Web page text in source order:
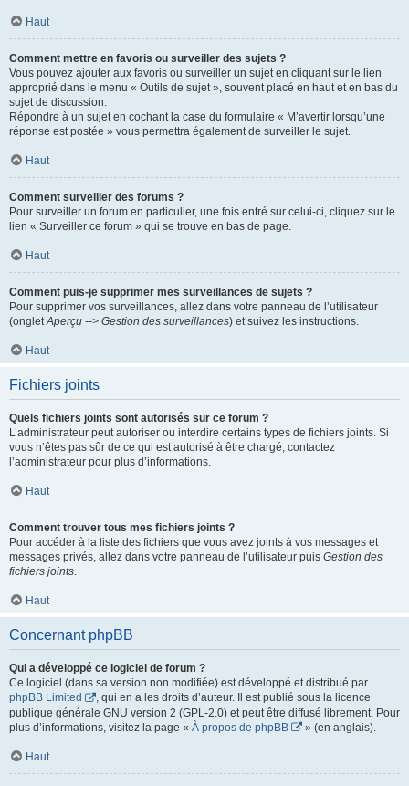
Haut
Comment mettre en favoris ou surveiller des sujets ?
Vous pouvez ajouter aux favoris ou surveiller un sujet en cliquant sur le lien
approprié dans le menu « Outils de sujet », souvent placé en haut et en bas du
sujet de discussion.
Répondre à un sujet en cochant la case du formulaire « M’avertir lorsqu’une
réponse est postée » vous permettra également de surveiller le sujet.
Haut
Comment surveiller des forums ?
Pour surveiller un forum en particulier, une fois entré sur celui-ci, cliquez sur le
lien « Surveiller ce forum » qui se trouve en bas de page.
Haut
Comment puis-je supprimer mes surveillances de sujets ?
Pour supprimer vos surveillances, allez dans votre panneau de l’utilisateur
(ongletAperçu --> Gestion des surveillances) et suivez les instructions.
Haut
Fichiers joints
Quels fichiers joints sont autorisés sur ce forum ?
L’administrateur peut autoriser ou interdire certains types de fichiers joints. Si
vous n’êtes pas sûr de ce qui est autorisé à être chargé, contactez
l’administrateur pour plus d’informations.
Haut
Comment trouver tous mes fichiers joints ?
Pour accéder à la liste des fichiers que vous avez joints à vos messages et
messages privés, allez dans votre panneau de l’utilisateur puis Gestion des
fichiers joints.
Haut
Concernant phpBB
Qui a développé ce logiciel de forum ?
Ce logiciel (dans sa version non modifiée) est développé et distribué par
phpBB Limited
, qui en a les droits d’auteur. Il est publié sous la licence
publique générale GNU version 2 (GPL-2.0) et peut être diffusé librement. Pour
plus d’informations, visitez la page « À propos de phpBB » (en anglais).
Haut